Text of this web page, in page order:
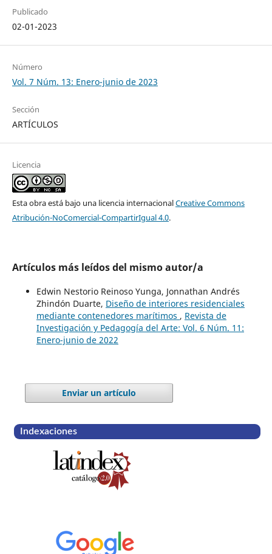
Publicado
02-01-2023
Número
Vol. 7 Núm. 13: Enero-junio de 2023
Sección
ARTÍCULOS
Licencia
Esta obra está bajo una licencia internacionalCreative Commons
Atribución-NoComercial-CompartirIgual 4.0.
Artículos más leídos del mismo autor/a
Edwin Nestorio Reinoso Yunga, Jonnathan Andrés
Zhindón Duarte, Diseño de interiores residenciales
mediante contenedores marítimos , Revista de
Investigación y Pedagogía del Arte: Vol. 6 Núm. 11:
Enero-junio de 2022
Enviar un artículo
Indexaciones